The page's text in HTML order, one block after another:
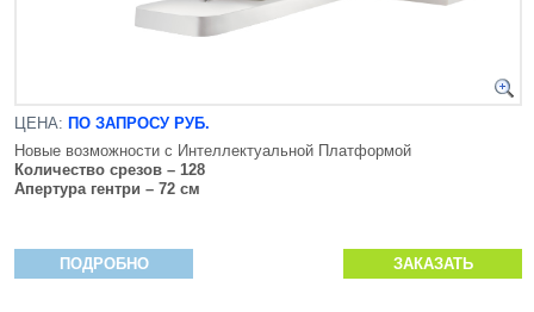
ЦЕНА: ПО ЗАПРОСУ РУБ.
Новые возможности с Интеллектуальной Платформой
Количество срезов – 128
Апертура гентри – 72 см
ПОДРОБНО ЗАКАЗАТЬ